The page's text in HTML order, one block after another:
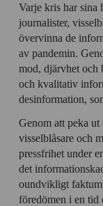
Varje kris har sina
journalister,
övervinna de
av pandemin.
mod, djärvhet och
och kvalitativ
desinformation,
Genom att peka
visselblåsare och
pressfrihet under
det
oundvikligt
föredömen i en tid